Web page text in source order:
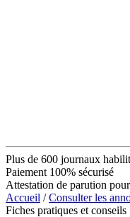
Plus de 600 journaux
Paiement 100% sécurisé
Attestation de parution
Accueil /Consulter les
Fiches pratiques et conseils